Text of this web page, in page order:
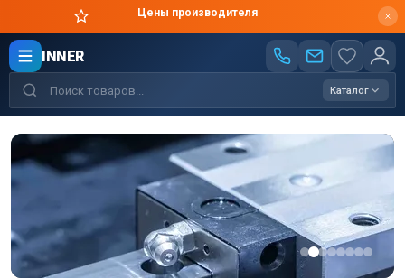
Цены производителя
INNER
Каталог